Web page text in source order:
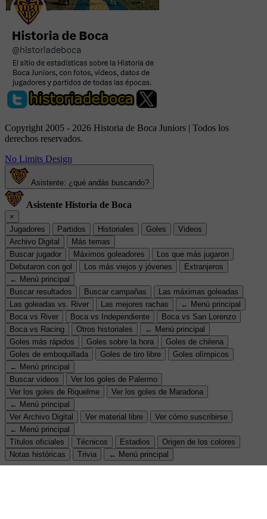
Copyright 2005 - 2026 Historia de Boca Juniors | Todos los
derechos reservados.
No Limits Design
Asistente: ¿qué andás buscando?
Asistente Historia de Boca
×
Jugadores
Partidos Historiales Goles
Videos
Archivo Digital
Más temas
Buscar jugador
Máximos goleadores
Los que más jugaron
Debutaron con gol
Los más viejos y jóvenes
Extranjeros
← Menú principal
Buscar resultados
Buscar campañas
Las máximas goleadas
Las goleadas vs. River
Las mejores rachas
← Menú principal
Boca vs River
Boca vs Independiente
Boca vs San Lorenzo
Boca vs Racing
Otros historiales
← Menú principal
Goles más rápidos
Goles sobre la hora
Goles de chilena
Goles de emboquillada
Goles de tiro libre
Goles olímpicos
← Menú principal
Buscar videos
Ver los goles de Palermo
Ver los goles de Riquelme
Ver los goles de Maradona
← Menú principal
Ver Archivo Digital
Ver material libre
Ver cómo suscribirse
← Menú principal
Títulos oficiales
Técnicos Estadios
Origen de los colores
Notas históricas
Trivia ← Menú principal